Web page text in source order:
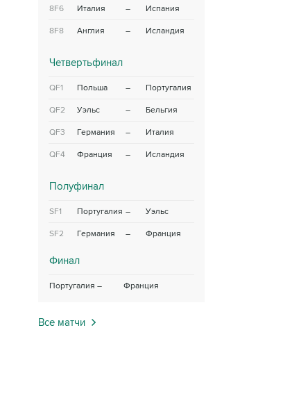
8F6 Италия – Испания
8F8 Англия – Исландия
Четвертьфинал
QF1 Польша – Португалия
QF2 Уэльс – Бельгия
QF3 Германия – Италия
QF4 Франция – Исландия
Полуфинал
SF1 Португалия – Уэльс
SF2 Германия – Франция
Финал
Португалия – Франция
Все матчи